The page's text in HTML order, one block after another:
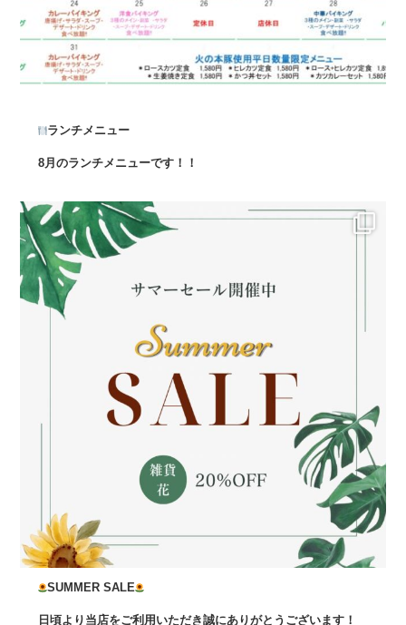
ランチメニュー
8月のランチメニューです！！
SUMMER SALE
日頃より当店をご利用いただき誠にありがとうございます！